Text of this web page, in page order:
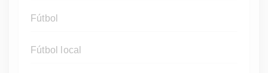
Fútbol
Fútbol local